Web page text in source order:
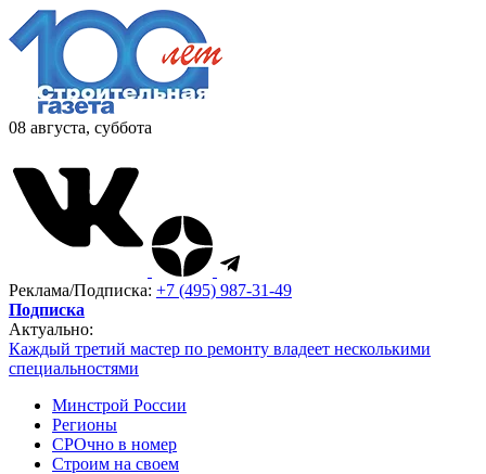
08 августа, суббота
Реклама/Подписка: +7 (495) 987-31-49
Подписка
Актуально:
Каждый третий мастер по ремонту владеет несколькими
специальностями
Минстрой России
Регионы
СРОчно в номер
Строим на своем